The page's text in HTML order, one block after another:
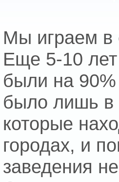
Мы играем в
Еще 5-10
были на
было лишь в
которые
городах, и
заведения